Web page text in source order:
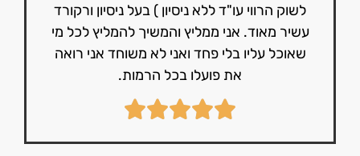
לשוק הרווי עו"ד ללא ניסיון ) בעל ניסיון ורקורד
עשיר מאוד. אני ממליץ והמשיך להמליץ לכל מי
שאוכל עליו בלי פחד ואני לא משוחד אני רואה
את פועלו בכל הרמות.